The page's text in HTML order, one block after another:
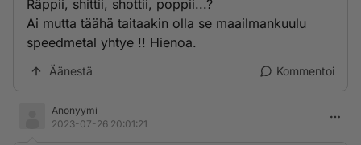
Räppii, shittii, shottii, poppii...?
Ai mutta täähä taitaakin olla se maailmankuulu
speedmetal yhtye !! Hienoa.
Äänestä Kommentoi
Anonyymi
2023-07-26 20:01:21